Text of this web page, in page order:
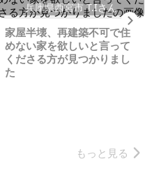
兵庫県西宮市 T.Iさん
家屋半壊、再建築不可で住
めない家を欲しいと言って
くださる方が見つかりまし
た
もっと見る